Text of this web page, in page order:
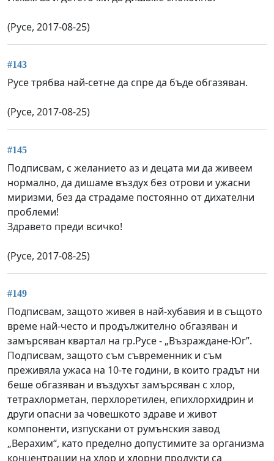
(Русе, 2017-08-25)
#143
Русе трябва най-сетне да спре да бъде обгазяван.
(Русе, 2017-08-25)
#145
Подписвам, с желанието аз и децата ми да живеем
нормално, да дишаме въздух без отрови и ужасни
миризми, без да страдаме постоянно от дихателни
проблеми!
Здравето преди всичко!
(Русе, 2017-08-25)
#149
Подписвам, защото живея в най-хубавия и в същото
време най-често и продължително обгазяван и
замърсяван квартал на гр.Русе - „Възраждане-Юг”.
Подписвам, защото съм съвременник и съм
преживяла ужаса на 10-те години, в които градът ни
беше обгазяван и въздухът замърсяван с хлор,
тетрахлорметан, перхлоретилен, епихлорхидрин и
други опасни за човешкото здраве и живот
компоненти, изпускани от румънския завод
„Верахим“, като пределно допустимите за организма
концентрации на хлор и хлорни продукти са